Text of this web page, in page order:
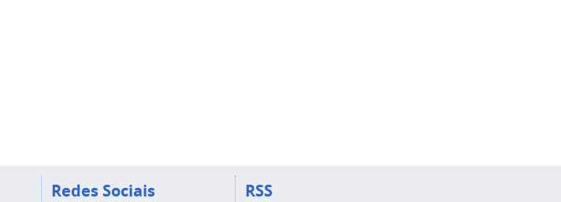
Redes Sociais RSS